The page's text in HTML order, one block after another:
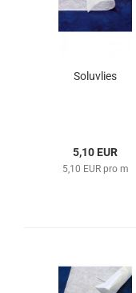
Soluvlies
5,10 EUR
5,10 EUR pro m